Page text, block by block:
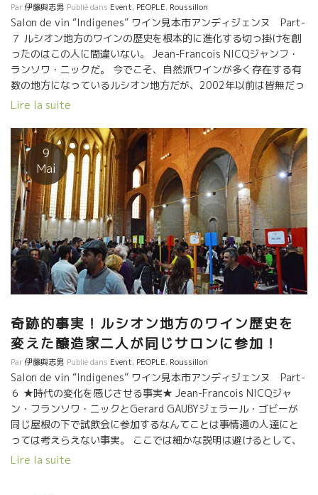
Par伊藤與志男 Publié dans Event, PEOPLE, Roussillon
Salon de vin “Indigenes” ワイン見本市アンディジェンヌ Part-
７ ルシオン地方のワインの歴史を根本的に進化する切っ掛けを創
ったのはこの人に間違いない。 Jean-Francois NICQジャンフ・
ランソワ・ニックだ。 今でこそ、自然派ワインが多く存在する有
数の地方になっているルシオン地方だが、2002年以前は皆無だっ
た。 南ローヌの農協CAVE ESTEZARGUEカーヴ・エステザルグで
て来てルシオンの歴史が変わった。 当時、このルシオンでは、濃
厚でアルコールが強いワインしか存在しなかった。 殆どの蔵がま
だVIN DOUX NATUREL酒精強化ワインを中心に造っていた。 濃厚
さ、アルコールの高さ、甘さ、すべてが時代遅れになって、売れ
ずに八方塞がりのルシオン地方だった。 2000年初期から世の中の
人達が求める味覚が大きく変化した。 料理の世界でも同じだっ
た。 濃厚なスタイルから繊細さ、フィネス（上品さ）へと一般レ
ベルで本格的に変化していた。 当然のごとくワインに求められる
方向性も変化して来た時期だった。 そこにジャン・フランソワ・
ニックがこのルシオンに登場。 灼熱の太陽を栽培でコントロール
して、自然派の特徴であるセミMC(マセラッション・カルボニッ
実味豊かなワインをここルシオンで造りあげた人物だ。 彼の成功
を見て多くの若者達がここルシオンにやって来て、ジャン・フラ
ンソワ・ニックの教えを受けることになった。 ジャン・フランソ
ワ・ニック学校と言っても過言ではなかった。 こうしてルシオン
地方が自然派ワインの一大産地となった。
Lire la suite
9
Mai
奇跡的事実！ルシオン地方のワイン歴史を
変えた醸造家二人が同じサロンに参加！
Par伊藤與志男 Publié dans Event, PEOPLE, Roussillon
Salon de vin “Indigenes” ワイン見本市アンディジェンヌ Part-
６ ★時代の変化を感じさせる事実★ Jean-Francois NICQジャ
ン・フランソワ・ニックとGerard GAUBYジェラール・ゴビーが
同じ屋根の下で試飲会に参加するなんてことは事情通の人達にと
っては考えらえない事実。 ここでは細かな説明は避けるとして、
水と油ほど違う二人。 変な意味は全くないけど、あらゆる意味で
Lire la suite